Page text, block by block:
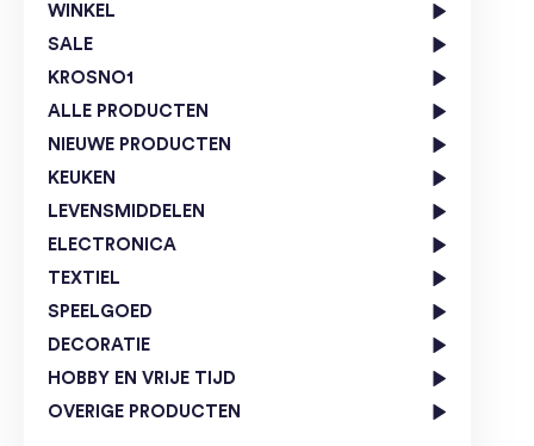
WINKEL
SALE
KROSNO1
ALLE PRODUCTEN
NIEUWE PRODUCTEN
KEUKEN
LEVENSMIDDELEN
ELECTRONICA
TEXTIEL
SPEELGOED
DECORATIE
HOBBY EN VRIJE TIJD
OVERIGE PRODUCTEN